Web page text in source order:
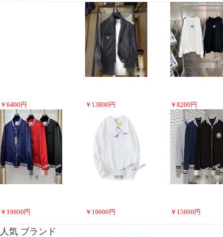
￥ 6400 円 ￥ 13800 円 ￥ 8200 円
￥ 19600 円 ￥ 10600 円 ￥ 15600 円
人気 ブランド